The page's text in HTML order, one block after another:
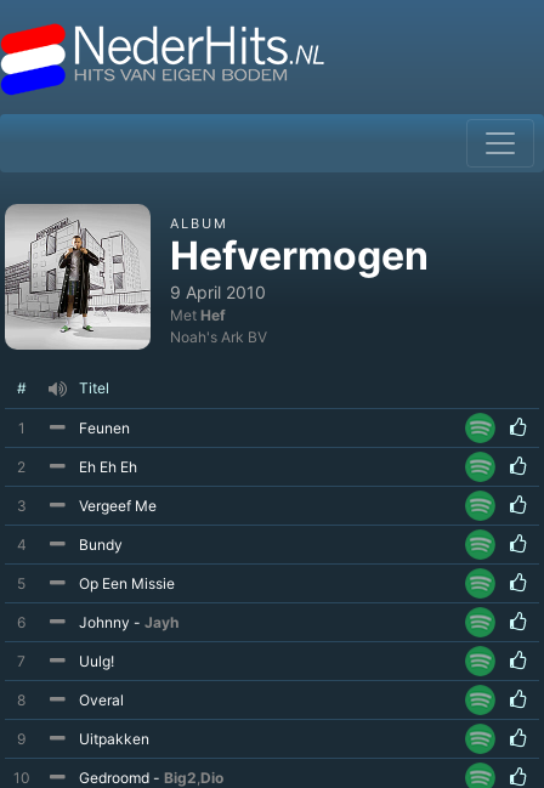
ALBUM
Hefvermogen
9 April 2010
Met Hef
Noah's Ark BV
# Titel
1 Feunen
2 Eh Eh Eh
3 Vergeef Me
4 Bundy
5 Op Een Missie
6 Johnny - Jayh
7 Uulg!
8 Overal
9 Uitpakken
10 Gedroomd - Big2,Dio